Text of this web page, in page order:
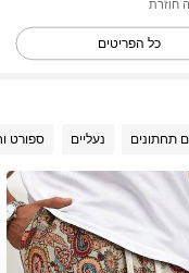
כל הפריטים
תחתונים נעליים ספורט